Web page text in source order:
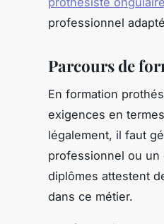
professionnel
Parcours de
En formation
exigences en
légalement, il faut
professionnel ou
diplômes attestent
dans ce métier.